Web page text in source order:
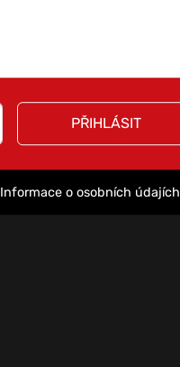
PŘIHLÁSIT
Informace o osobních údajích